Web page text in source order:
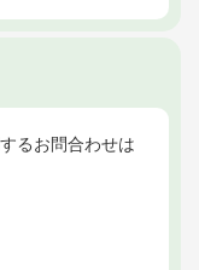
るお問合わせは